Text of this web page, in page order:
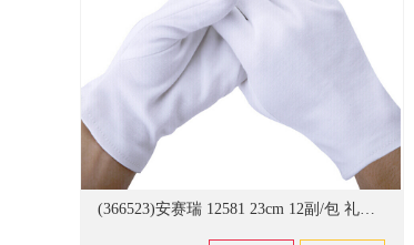
(366523)安赛瑞 12581 23cm 12副/包 礼宾白手套 白色(单位：包)